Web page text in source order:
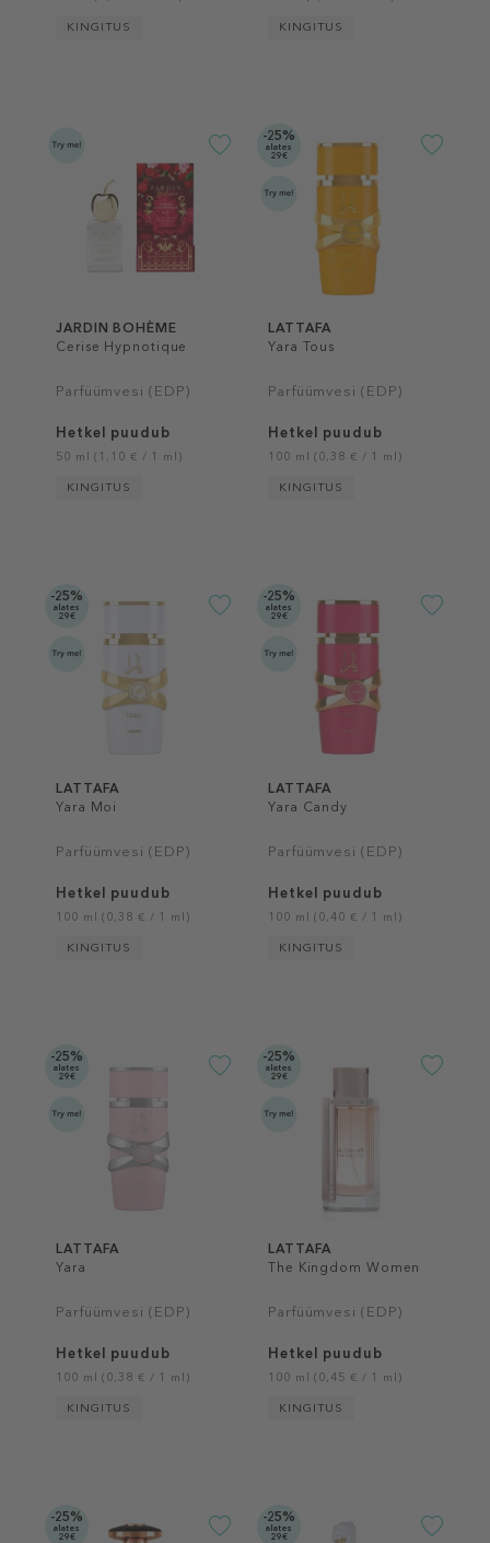
KINGITUS KINGITUS
JARDIN BOHÈME
Cerise Hypnotique
Parfüümvesi (EDP)
Hetkel puudub
50 ml (1,10 € / 1 ml)
KINGITUS
-25%
alates
29€
LATTAFA
Yara Tous
Parfüümvesi (EDP)
Hetkel puudub
100 ml (0,38 € / 1 ml)
KINGITUS
-25%
alates
29€
LATTAFA
Yara Moi
Parfüümvesi (EDP)
Hetkel puudub
100 ml (0,38 € / 1 ml)
KINGITUS
-25%
alates
29€
LATTAFA
Yara Candy
Parfüümvesi (EDP)
Hetkel puudub
100 ml (0,40 € / 1 ml)
KINGITUS
-25%
alates
29€
LATTAFA
Yara
Parfüümvesi (EDP)
Hetkel puudub
100 ml (0,38 € / 1 ml)
KINGITUS
-25%
alates
29€
LATTAFA
The Kingdom Women
Parfüümvesi (EDP)
Hetkel puudub
100 ml (0,45 € / 1 ml)
KINGITUS
-25%
alates
29€
-25%
alates
29€